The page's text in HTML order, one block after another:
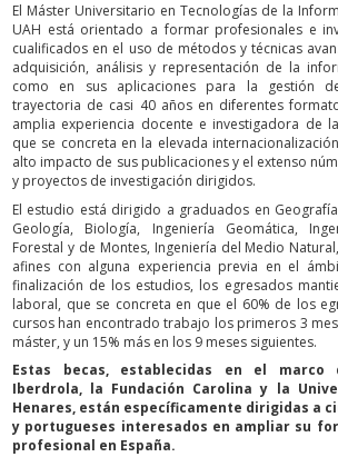
El Máster Universitario en Tecnologías de la
UAH está orientado a formar profesionales e
cualificados en el uso de métodos y técnicas
adquisición, análisis y representación de la
como en sus aplicaciones para la gestión
trayectoria de casi 40 años en diferentes
amplia experiencia docente e investigadora de
que se concreta en la elevada
alto impacto de sus publicaciones y el extenso
y proyectos de investigación dirigidos.
El estudio está dirigido a graduados en
Geología, Biología, Ingeniería Geomática,
Forestal y de Montes, Ingeniería del Medio
afines con alguna experiencia previa en el
finalización de los estudios, los egresados
laboral, que se concreta en que el 60% de los
cursos han encontrado trabajo los primeros 3
máster, y un 15% más en los 9 meses siguientes.
Estas becas, establecidas en el marco
Iberdrola, la Fundación Carolina y la
Henares, están específicamente dirigidas a
y portugueses interesados en ampliar su
profesional en España.